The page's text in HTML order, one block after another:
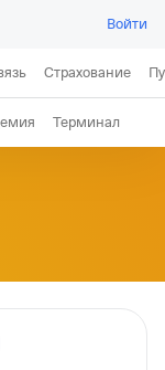
Войти
Страхование
Терминал